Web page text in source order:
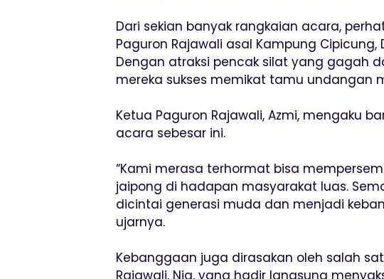
Dari sekian banyak rangkaian acara,
Paguron Rajawali asal Kampung Cipicung,
Dengan atraksi pencak silat yang gagah
mereka sukses memikat tamu undangan
Ketua Paguron Rajawali, Azmi, mengaku
acara sebesar ini.
“Kami merasa terhormat bisa
jaipong di hadapan masyarakat luas.
dicintai generasi muda dan menjadi
ujarnya.
Kebanggaan juga dirasakan oleh salah
Rajawali, Nia, yang hadir langsung